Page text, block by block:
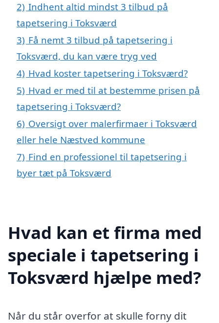
2) Indhent altid mindst 3 tilbud på
tapetsering i Toksværd
3) Få nemt 3 tilbud på tapetsering i
Toksværd, du kan være tryg ved
4) Hvad koster tapetsering i Toksværd?
5) Hvad er med til at bestemme prisen på
tapetsering i Toksværd?
6) Oversigt over malerfirmaer i Toksværd
eller hele Næstved kommune
7) Find en professionel til tapetsering i
byer tæt på Toksværd
Hvad kan et firma med
speciale i tapetsering i
Toksværd hjælpe med?
Når du står overfor at skulle forny dit